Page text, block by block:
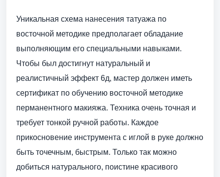
Уникальная схема нанесения татуажа по
восточной методике предполагает обладание
выполняющим его специальными навыками.
Чтобы был достигнут натуральный и
реалистичный эффект 6д, мастер должен иметь
сертификат по обучению восточной методике
перманентного макияжа. Техника очень точная и
требует тонкой ручной работы. Каждое
прикосновение инструмента с иглой в руке должно
быть точечным, быстрым. Только так можно
добиться натурального, поистине красивого